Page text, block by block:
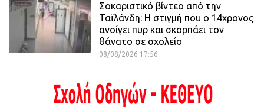
Σοκαριστικό βίντεο από την
Ταϊλάνδη: Η στιγμή που ο 14χρονος
ανοίγει πυρ και σκορπάει τον
θάνατο σε σχολείο
08/08/2026 17:56